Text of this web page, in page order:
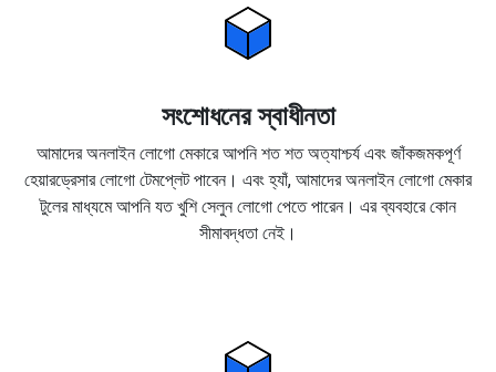
সংশোধনের স্বাধীনতা
আমাদের অনলাইন লোগো মেকারে আপনি শত শত অত্যাশ্চর্য এবং জাঁকজমকপূর্ণ
হেয়ারড্রেসার লোগো টেমপ্লেট পাবেন। এবং হ্যাঁ, আমাদের অনলাইন লোগো মেকার
টুলের মাধ্যমে আপনি যত খুশি সেলুন লোগো পেতে পারেন। এর ব্যবহারে কোন
সীমাবদ্ধতা নেই।